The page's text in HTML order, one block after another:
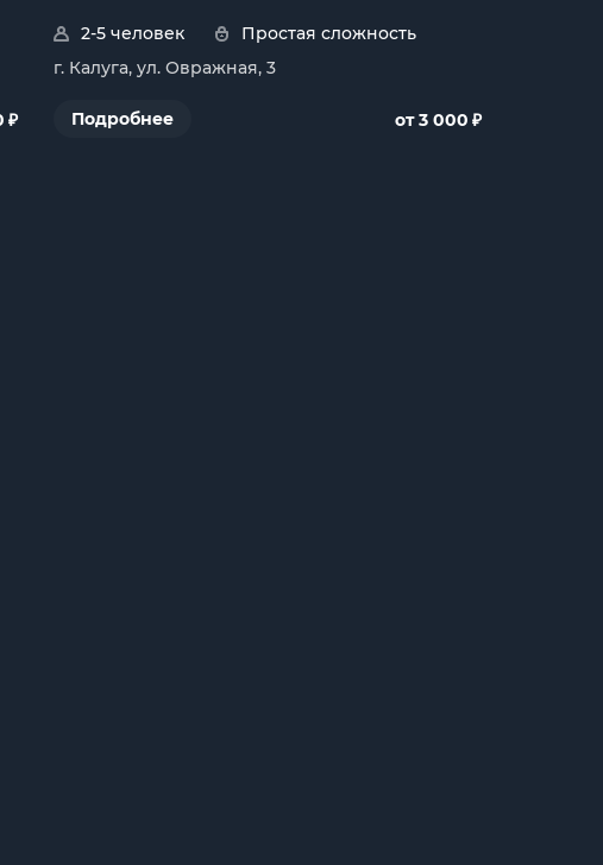
₽
2-5 человек
Простая сложность
г. Калуга, ул. Овражная, 3
Подробнее от 3 000 ₽